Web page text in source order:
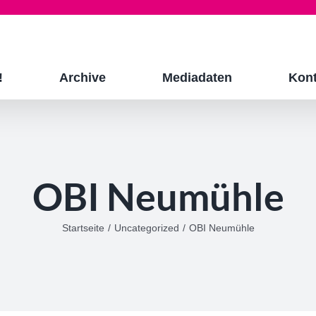
Archive Mediadaten
OBI Neumühle
Startseite / Uncategorized / OBI Neumühle